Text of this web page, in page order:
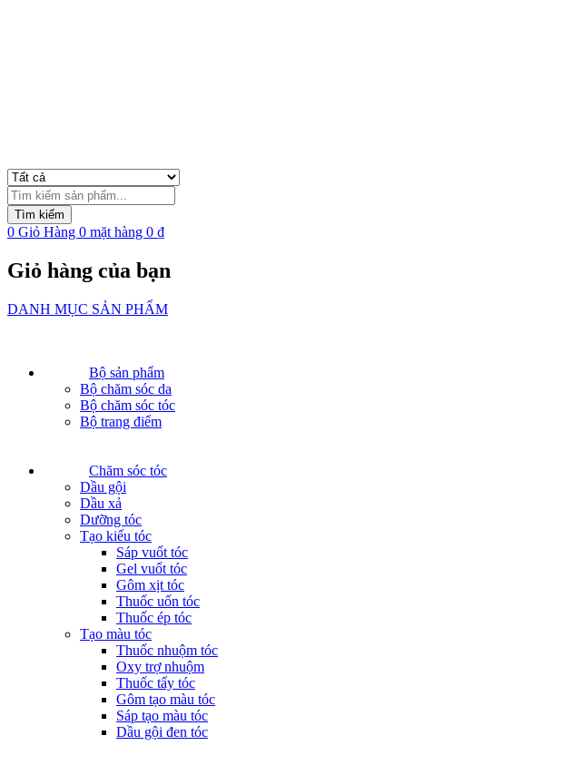
Tìm
kiếm
sản
phẩm
Tìm kiếm
0 Giỏ Hàng 0 mặt hàng 0 ₫
Giỏ hàng của bạn
DANH MỤC SẢN PHẨM
Bộ sản phẩm
Bộ chăm sóc da
Bộ chăm sóc tóc
Bộ trang điểm
Chăm sóc tóc
Dầu gội
Dầu xả
Dưỡng tóc
Tạo kiểu tóc
Sáp vuốt tóc
Gel vuốt tóc
Gôm xịt tóc
Thuốc uốn tóc
Thuốc ép tóc
Tạo màu tóc
Thuốc nhuộm tóc
Oxy trợ nhuộm
Thuốc tẩy tóc
Gôm tạo màu tóc
Sáp tạo màu tóc
Dầu gội đen tóc